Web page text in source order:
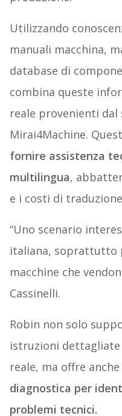
Utilizzando
manuali macchina,
database di
combina queste
reale provenienti
Mirai4Machine.
fornire assistenza
multilingua,
e i costi di
“Uno scenario
italiana,
macchine che
Cassinelli.
Robin non solo
istruzioni
reale, ma offre anche
diagnostica per
problemi tecnici.